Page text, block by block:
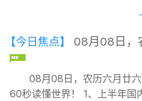
【今日焦点】 08月08日，
08月08日，农历六月廿
60秒读懂世界！ 1、上半年国